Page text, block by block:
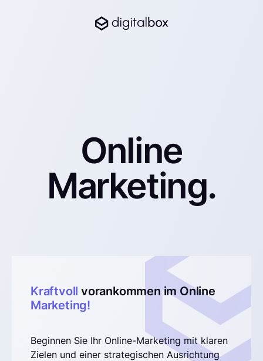
Online
Marketing.
Kraftvoll vorankommen im Online
Marketing!
Beginnen Sie Ihr Online-Marketing mit klaren
Zielen und einer strategischen Ausrichtung